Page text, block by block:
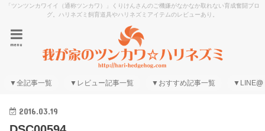
「ツンツンカワイイ（通称ツンカワ）」くりけんさんのご機嫌がなかなか取れない育成奮闘ブロ
グ。ハリネズミ飼育道具やハリネズミアイテムのレビューあり。
menu
▼全記事一覧 ▼レビュー記事一覧 ▼おすすめ記事一覧 ▼LINE@
2016.03.19